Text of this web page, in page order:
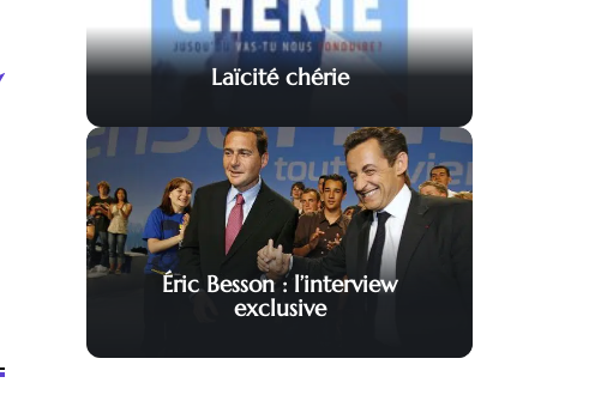
Laïcité chérie
Éric Besson : l’interview
exclusive